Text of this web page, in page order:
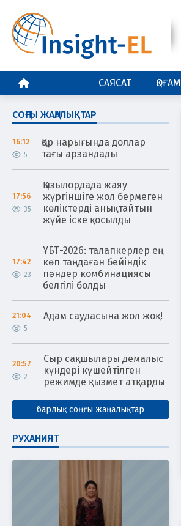
САЯСАТ ҚОҒАМ
СОҢҒЫ ЖАҢАЛЫҚТАР
16:12
5
Қор нарығында доллар
тағы арзандады
17:56
35
Қызылордада жаяу
жүргіншіге жол бермеген
көліктерді анықтайтын
жүйе іске қосылды
17:42
23
ҰБТ-2026: талапкерлер ең
көп таңдаған бейіндік
пәндер комбинациясы
белгілі болды
21:04
5
Адам саудасына жол жоқ!
20:57
2
Сыр сақшылары демалыс
күндері күшейтілген
режимде қызмет атқарды
барлық соңғы жаңалықтар
РУХАНИЯТ